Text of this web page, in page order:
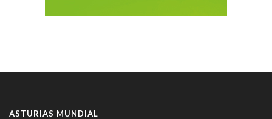
ASTURIAS MUNDIAL